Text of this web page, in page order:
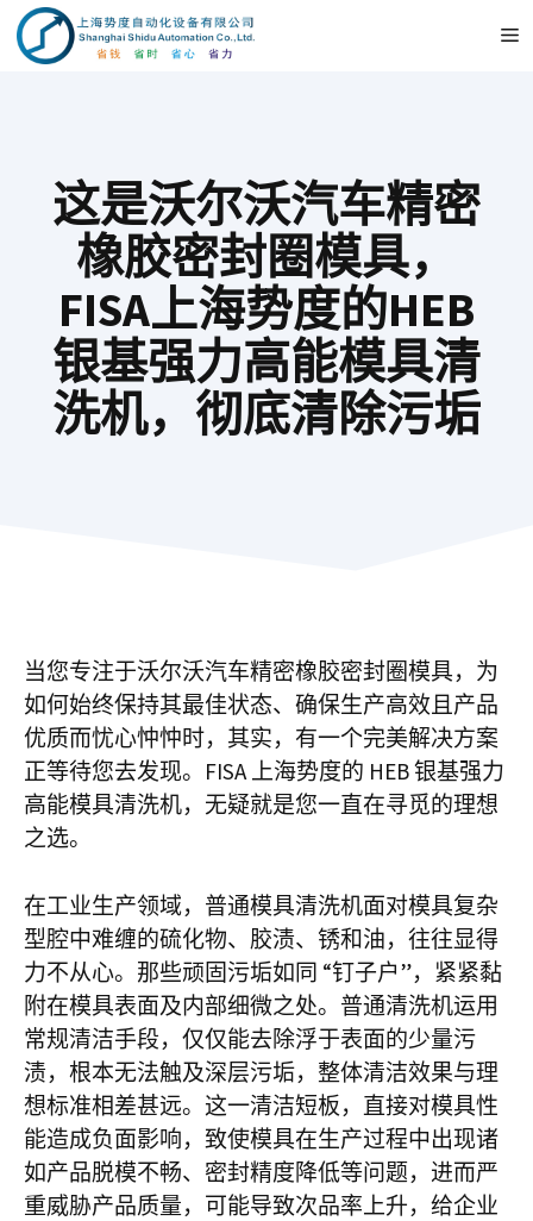
跳
至
这是沃尔沃汽车精密
橡胶密封圈模具，
FISA上海势度的HEB
银基强力高能模具清
洗机，彻底清除污垢
当您专注于沃尔沃汽车精密橡胶密封圈模具，为
如何始终保持其最佳状态、确保生产高效且产品
优质而忧心忡忡时，其实，有一个完美解决方案
正等待您去发现。FISA 上海势度的 HEB 银基强力
高能模具清洗机，无疑就是您一直在寻觅的理想
之选。
在工业生产领域，普通模具清洗机面对模具复杂
型腔中难缠的硫化物、胶渍、锈和油，往往显得
力不从心。那些顽固污垢如同 “钉子户”，紧紧黏
附在模具表面及内部细微之处。普通清洗机运用
常规清洁手段，仅仅能去除浮于表面的少量污
渍，根本无法触及深层污垢，整体清洁效果与理
想标准相差甚远。这一清洁短板，直接对模具性
能造成负面影响，致使模具在生产过程中出现诸
如产品脱模不畅、密封精度降低等问题，进而严
重威胁产品质量，可能导致次品率上升，给企业